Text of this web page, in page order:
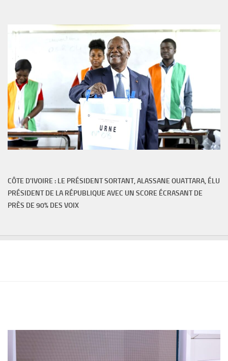
CÔTE D'IVOIRE : LE PRÉSIDENT SORTANT, ALASSANE OUATTARA, ÉLU
PRÉSIDENT DE LA RÉPUBLIQUE AVEC UN SCORE ÉCRASANT DE
PRÈS DE 90% DES VOIX